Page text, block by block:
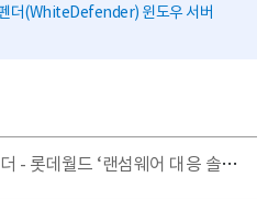
더(WhiteDefender) 윈도우 서버
화이트디펜더 - 롯데월드 ‘랜섬웨어 대응 솔루션 사업’ 수주·공급